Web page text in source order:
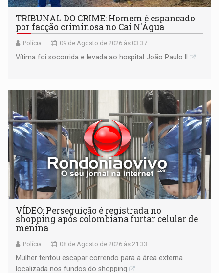
TRIBUNAL DO CRIME: Homem é espancado
por facção criminosa no Cai N'Água
Polícia 09 de Agosto de 2026 às 03:37
Vítima foi socorrida e levada ao hospital João Paulo II
VÍDEO: Perseguição é registrada no
shopping após colombiana furtar celular de
menina
Polícia 08 de Agosto de 2026 às 21:33
Mulher tentou escapar correndo para a área externa
localizada nos fundos do shopping